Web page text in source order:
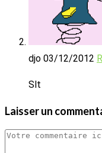
djo 03/12/2012
Slt
Laisser un
Comment